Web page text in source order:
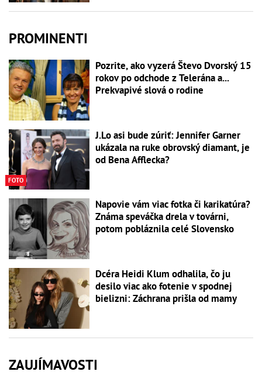
PROMINENTI
Pozrite, ako vyzerá Števo Dvorský 15
rokov po odchode z Telerána a...
Prekvapivé slová o rodine
FOTO
J.Lo asi bude zúriť: Jennifer Garner
ukázala na ruke obrovský diamant, je
od Bena Afflecka?
Napovie vám viac fotka či karikatúra?
Známa speváčka drela v továrni,
potom pobláznila celé Slovensko
Dcéra Heidi Klum odhalila, čo ju
desilo viac ako fotenie v spodnej
bielizni: Záchrana prišla od mamy
ZAUJÍMAVOSTI